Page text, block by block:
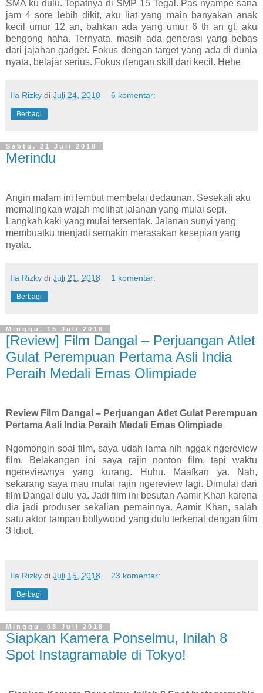
SMA ku dulu. Tepatnya di SMP 15 Tegal. Pas nyampe sana
jam 4 sore lebih dikit, aku liat yang main banyakan anak
kecil umur 12 an, bahkan ada yang umur 6 th an gt, aku
bengong haha. Ternyata, masih ada generasi yang bebas
dari jajahan gadget. Fokus dengan target yang ada di dunia
nyata, belajar serius. Fokus dengan skill dari kecil. Hehe
Ila Rizky di Juli 24, 2018 6 komentar:
Berbagi
Sabtu, 21 Juli 2018
Merindu
Angin malam ini lembut membelai dedaunan. Sesekali aku
memalingkan wajah melihat jalanan yang mulai sepi.
Langkah kaki yang mulai tersentak. Jalanan sunyi yang
membuatku menjadi semakin merasakan kesepian yang
nyata.
Ila Rizky di Juli 21, 2018 1 komentar:
Berbagi
Minggu, 15 Juli 2018
[Review] Film Dangal – Perjuangan Atlet
Gulat Perempuan Pertama Asli India
Peraih Medali Emas Olimpiade
Review Film Dangal – Perjuangan Atlet Gulat Perempuan
Pertama Asli India Peraih Medali Emas Olimpiade
Ngomongin soal film, saya udah lama nih nggak ngereview
film. Belakangan ini saya rajin nonton film, tapi waktu
ngereviewnya yang kurang. Huhu. Maafkan ya. Nah,
sekarang saya mau mulai rajin ngereview lagi. Dimulai dari
film Dangal dulu ya. Jadi film ini besutan Aamir Khan karena
dia jadi produser sekalian pemainnya. Aamir Khan, salah
satu aktor tampan bollywood yang dulu terkenal dengan film
3 Idiot.
Ila Rizky di Juli 15, 2018 23 komentar:
Berbagi
Minggu, 08 Juli 2018
Siapkan Kamera Ponselmu, Inilah 8
Spot Instagramable di Tokyo!